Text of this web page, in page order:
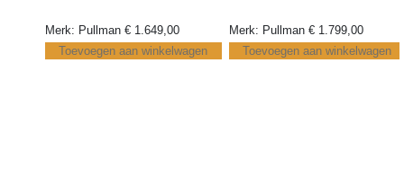
Merk: Pullman €1.649,00
Toevoegen aan winkelwagen
Merk: Pullman €1.799,00
Toevoegen aan winkelwagen